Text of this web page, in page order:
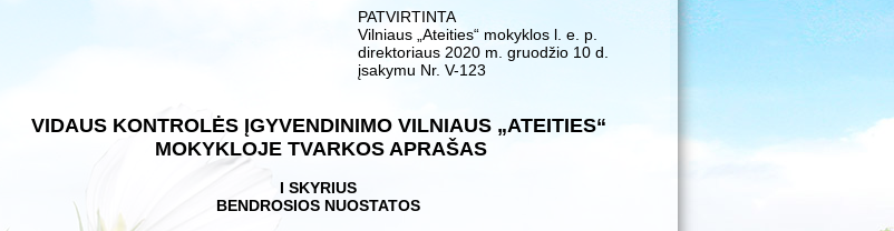
PATVIRTINTA
Vilniaus „Ateities“ mokyklos l. e. p.
direktoriaus 2020 m. gruodžio 10 d.
įsakymu Nr. V-123
VIDAUS KONTROLĖS ĮGYVENDINIMO VILNIAUS „ATEITIES“
MOKYKLOJE TVARKOS APRAŠAS
I SKYRIUS
BENDROSIOS NUOSTATOS